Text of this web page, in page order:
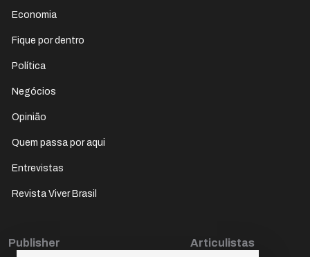
Economia
Fique por dentro
Política
Negócios
Opinião
Quem passa por aqui
Entrevistas
Revista Viver Brasil
Publisher Articulistas